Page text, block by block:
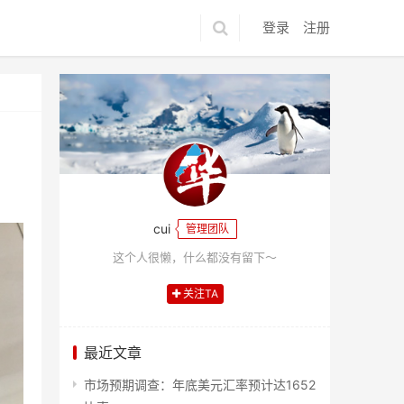
登录 注册
cui 管理团队
这个人很懒，什么都没有留下～
关注TA
最近文章
市场预期调查：年底美元汇率预计达1652